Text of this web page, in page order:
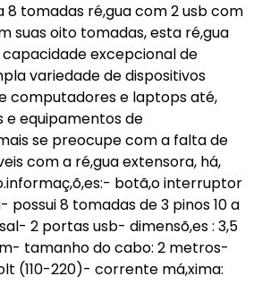
8 tomadas ré,gua com 2 usb com
suas oito tomadas, esta ré,gua
excepcional de
variedade de dispositivos
computadores e laptops até,
equipamentos de
se preocupe com a falta de
com a ré,gua extensora, há,
botã,o interruptor
possui 8 tomadas de 3 pinos 10 a
2 portas usb- dimensõ,es : 3,5
tamanho do cabo: 2 metros-
(110-220)- corrente má,xima: